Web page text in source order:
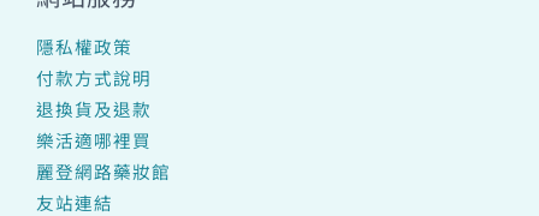
隱私權政策
付款方式說明
退換貨及退款
樂活適哪裡買
麗登網路藥妝館
友站連結